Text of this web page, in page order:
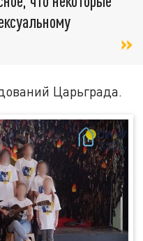
Царьграда.